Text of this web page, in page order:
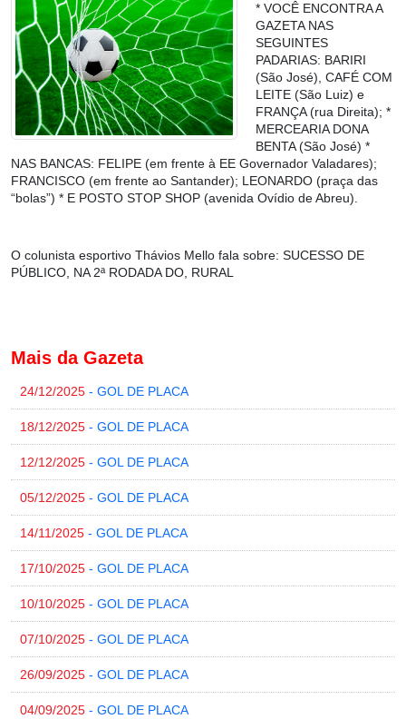
* VOCÊ ENCONTRA A
GAZETA NAS
SEGUINTES
PADARIAS: BARIRI
(São José), CAFÉ COM
LEITE (São Luiz) e
FRANÇA (rua Direita); *
MERCEARIA DONA
BENTA (São José) *
NAS BANCAS: FELIPE (em frente à EE Governador Valadares);
FRANCISCO (em frente ao Santander); LEONARDO (praça das
“bolas”) * E POSTO STOP SHOP (avenida Ovídio de Abreu).
O colunista esportivo Thávios Mello fala sobre: SUCESSO DE
PÚBLICO, NA 2ª RODADA DO, RURAL
Mais da Gazeta
24/12/2025 - GOL DE PLACA
18/12/2025 - GOL DE PLACA
12/12/2025 - GOL DE PLACA
05/12/2025 - GOL DE PLACA
14/11/2025 - GOL DE PLACA
17/10/2025 - GOL DE PLACA
10/10/2025 - GOL DE PLACA
07/10/2025 - GOL DE PLACA
26/09/2025 - GOL DE PLACA
04/09/2025 - GOL DE PLACA